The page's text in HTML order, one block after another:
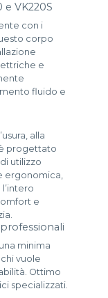
VK220S
con i
corpo
e
fluido e
alla
progettato
utilizzo
ergonomica,
e
minima
vuole
Ottimo
specializzati.